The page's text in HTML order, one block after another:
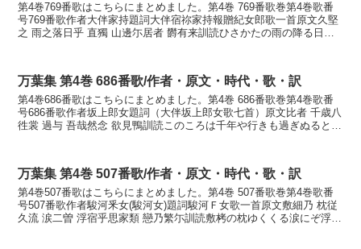
第4巻769番歌はこちらにまとめました。第4巻 769番歌巻第4巻歌番
号769番歌作者大伴家持題詞大伴宿祢家持報贈紀女郎歌一首原文久堅
之 雨之落日乎 直獨 山邊尓居者 欝有来訓読ひさかたの雨の降る日を
万葉集 第4巻 686番歌/作者・原文・時代・歌・訳
第4巻686番歌はこちらにまとめました。第4巻 686番歌巻第4巻歌番
号686番歌作者坂上郎女題詞（大伴坂上郎女歌七首）原文比者 千歳八
徃裳 過与 吾哉然念 欲見鴨訓読このころは千年や行きも過ぎぬると我
万葉集 第4巻 507番歌/作者・原文・時代・歌・訳
第4巻507番歌はこちらにまとめました。第4巻 507番歌巻第4巻歌番
号507番歌作者駿河釆女(駿河女)題詞駿河Ｆ女歌一首原文敷細乃 枕従
久流 涙二曽 浮宿乎思家類 戀乃繁尓訓読敷栲の枕ゆくくる涙にぞ浮寝